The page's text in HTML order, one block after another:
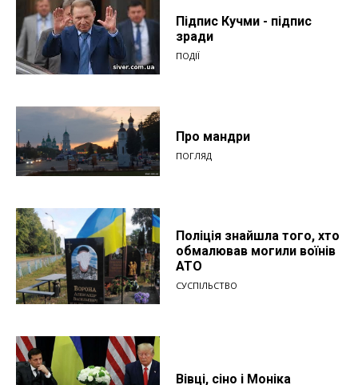
Підпис Кучми - підпис
зради
ПОДІЇ
Про мандри
ПОГЛЯД
Поліція знайшла того, хто
обмалював могили воїнів
АТО
СУСПІЛЬСТВО
Вівці, сіно і Моніка